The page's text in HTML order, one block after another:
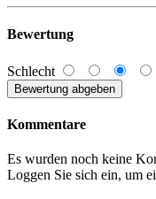
Bewertung
Schlecht
Kommentare
Es wurden noch keine
Loggen Sie sich ein, um